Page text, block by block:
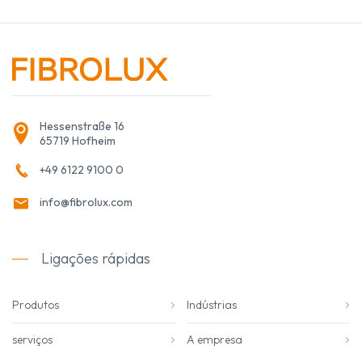
Hessenstraße 16
65719 Hofheim
+49 6122 9100 0
info@fibrolux.com
Ligações rápidas
Produtos Indústrias
serviços A empresa